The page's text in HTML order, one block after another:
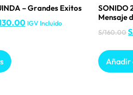
– Grandes Exitos
IGV Incluido
SONIDO
Mensaje
S/160.00